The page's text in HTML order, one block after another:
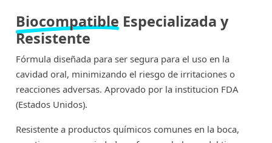
Biocompatible Especializada y
Resistente
Fórmula diseñada para ser segura para el uso en la
cavidad oral, minimizando el riesgo de irritaciones o
reacciones adversas. Aprovado por la institucion FDA
(Estados Unidos).
Resistente a productos químicos comunes en la boca,